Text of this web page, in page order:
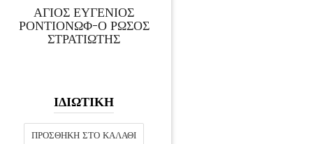
ΑΓΙΟΣ ΕΥΓΕΝΙΟΣ
ΡΟΝΤΙΟΝΩΦ-Ο ΡΩΣΟΣ
ΣΤΡΑΤΙΩΤΗΣ
ΙΔΙΩΤΙΚΗ
ΠΡΟΣΘΉΚΗ ΣΤΟ ΚΑΛΆΘΙ